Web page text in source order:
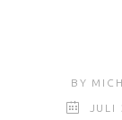
BY
JULI